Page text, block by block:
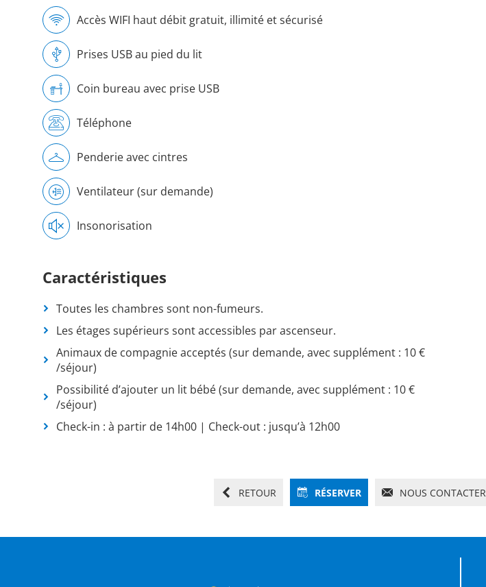
Accès WIFI haut débit gratuit, illimité et sécurisé
Prises USB au pied du lit
Coin bureau avec prise USB
Téléphone
Penderie avec cintres
Ventilateur (sur demande)
Insonorisation
Caractéristiques
Toutes les chambres sont non-fumeurs.
Les étages supérieurs sont accessibles par ascenseur.
Animaux de compagnie acceptés (sur demande, avec supplément : 10 €
/séjour)
Possibilité d’ajouter un lit bébé (sur demande, avec supplément : 10 €
/séjour)
Check-in : à partir de 14h00 | Check-out : jusqu’à 12h00
RETOUR RÉSERVER NOUS CONTACTER